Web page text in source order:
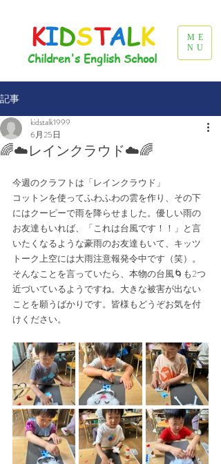
ME
NU
KIDSTALK
Children's English School
記事
🌈☁️レインクラウド☁️🌈
kidstalk1999
6月25日
今週のクラフトは「レインクラウド」
コットンを使ってふわふわの雲を作り、その下
にはクーピーで雨を降らせました。優しい雨の
お友達もいれば、「これは台風です！！」と言
いたくなるような豪雨のお友達もいて、キッツ
トーク上空には大雨注意報発令中です（笑）。
そんなことを言っていたら、本物の台風🌀も2つ
近づいているようですね。大きな被害が出ない
ことを願うばかりです。皆様もどうぞお気を付
けください。